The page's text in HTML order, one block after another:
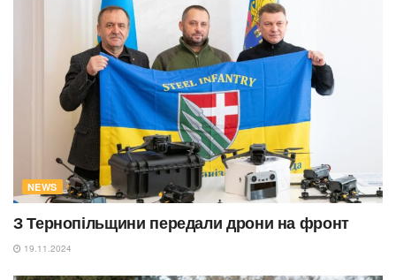
NEWS
З Тернопільщини передали дрони на фронт
19.11.2024